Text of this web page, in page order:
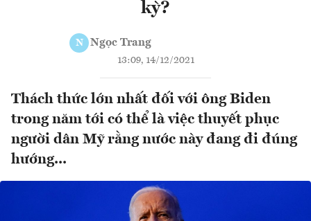
kỳ?
N Ngọc Trang
13:09, 14/12/2021
Thách thức lớn nhất đối với ông Biden
trong năm tới có thể là việc thuyết phục
người dân Mỹ rằng nước này đang đi đúng
hướng...